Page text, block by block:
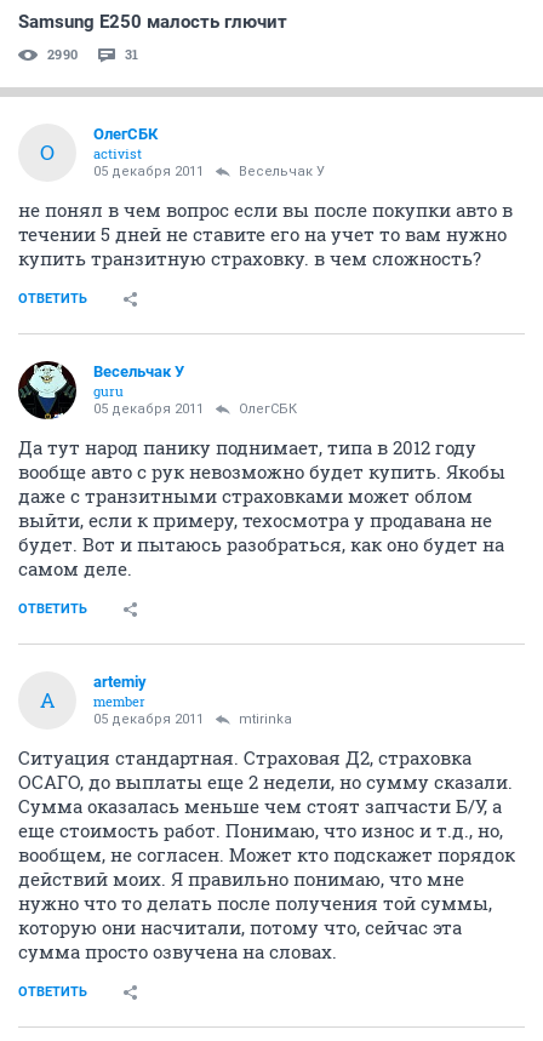
Samsung E250 малость глючит
2990 31
О
ОлегСБК
activist
05 декабря 2011 Весельчак У
не понял в чем вопрос если вы после покупки авто в
течении 5 дней не ставите его на учет то вам нужно
купить транзитную страховку. в чем сложность?
ОТВЕТИТЬ
Весельчак У
guru
05 декабря 2011 ОлегСБК
Да тут народ панику поднимает, типа в 2012 году
вообще авто с рук невозможно будет купить. Якобы
даже с транзитными страховками может облом
выйти, если к примеру, техосмотра у продавана не
будет. Вот и пытаюсь разобраться, как оно будет на
самом деле.
ОТВЕТИТЬ
A
artemiy
member
05 декабря 2011 mtirinka
Ситуация стандартная. Страховая Д2, страховка
ОСАГО, до выплаты еще 2 недели, но сумму сказали.
Сумма оказалась меньше чем стоят запчасти Б/У, а
еще стоимость работ. Понимаю, что износ и т.д., но,
вообщем, не согласен. Может кто подскажет порядок
действий моих. Я правильно понимаю, что мне
нужно что то делать после получения той суммы,
которую они насчитали, потому что, сейчас эта
сумма просто озвучена на словах.
ОТВЕТИТЬ